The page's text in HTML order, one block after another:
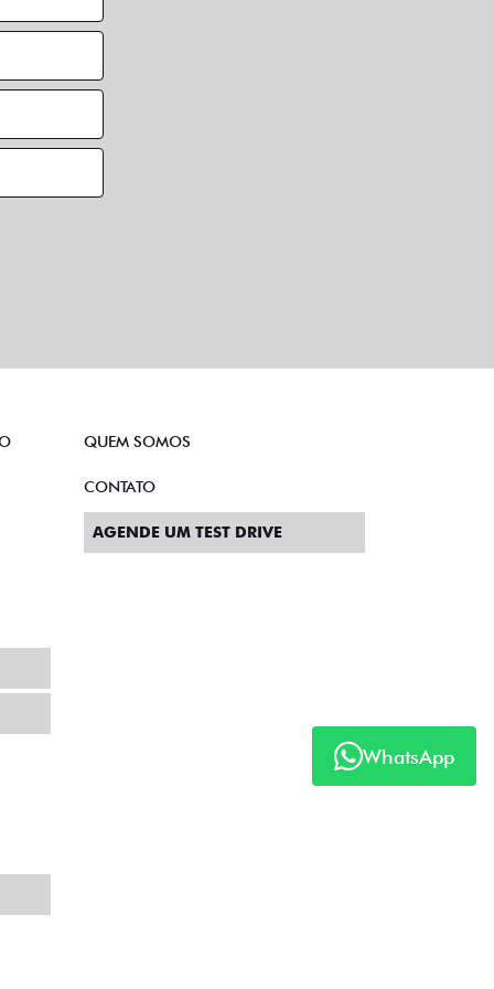
WhatsApp
QUEM SOMOS
CONTATO
AGENDE UM TEST DRIVE